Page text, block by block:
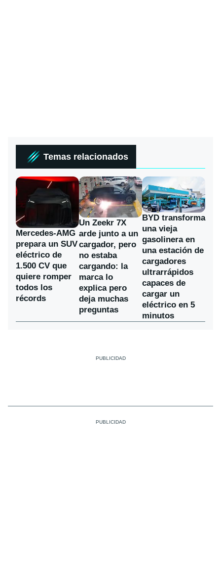
Temas relacionados
Mercedes-AMG
prepara un SUV
eléctrico de
1.500 CV que
quiere romper
todos los
récords
Un Zeekr 7X
arde junto a un
cargador, pero
no estaba
cargando: la
marca lo
explica pero
deja muchas
preguntas
BYD transforma
una vieja
gasolinera en
una estación de
cargadores
ultrarrápidos
capaces de
cargar un
eléctrico en 5
minutos